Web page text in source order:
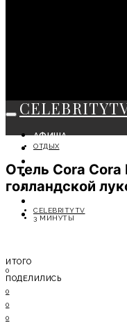
АФИША
СОБЫТИЯ
КРАСОТА
МОДА
ЛИЧНОСТЬ
СОВЕТЫ ЭКСПЕРТОВ
ОТДЫХ
Отель Cora Cora
голландской
CELEBRITYTV
3 МИНУТЫ
ИТОГО
0
ПОДЕЛИЛИСЬ
0
0
0